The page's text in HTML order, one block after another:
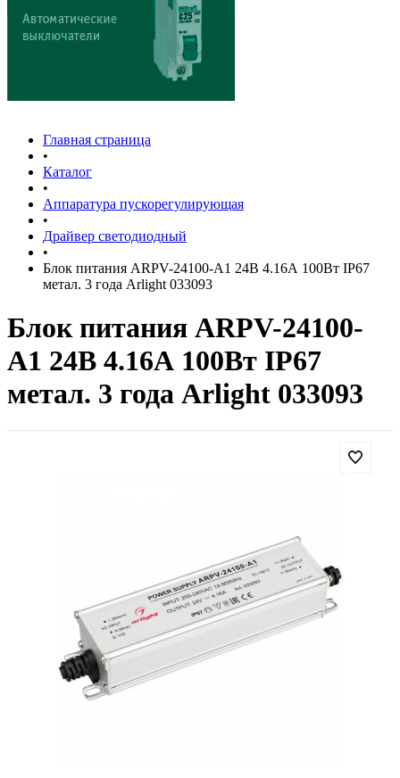
Главная страница
•
Каталог
•
Аппаратура пускорегулирующая
•
Драйвер светодиодный
•
Блок питания ARPV-24100-A1 24В 4.16А 100Вт IP67
метал. 3 года Arlight 033093
Блок питания ARPV-24100-
A1 24В 4.16А 100Вт IP67
метал. 3 года Arlight 033093